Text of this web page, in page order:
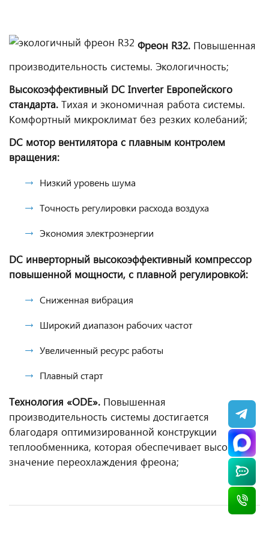
Фреон R32. Повышенная
производительность системы. Экологичность;
Высокоэффективный DC Inverter Европейского
стандарта. Тихая и экономичная работа системы.
Комфортный микроклимат без резких колебаний;
DC мотор вентилятора с плавным контролем
вращения:
Низкий уровень шума
Точность регулировки расхода воздуха
Экономия электроэнергии
DC инверторный высокоэффективный компрессор
повышенной мощности, с плавной регулировкой:
Сниженная вибрация
Широкий диапазон рабочих частот
Увеличенный ресурс работы
Плавный старт
Технология «ODE». Повышенная
производительность системы достигается
благодаря оптимизированной конструкции
теплообменника, которая обеспечивает высокое
значение переохлаждения фреона;